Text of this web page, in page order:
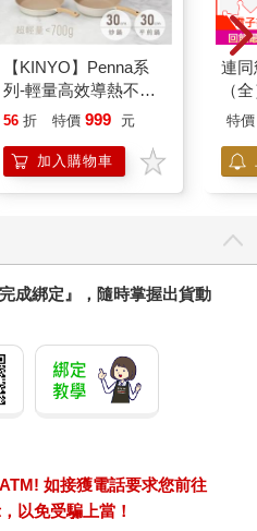
【KINYO】Penna系
列-輕量高效導熱不沾
平煎鍋30cm
56 折 特價 999 元
加入購物車
連
（
特價
成綁定』，隨時掌握出貨動
如接獲電話要求您前往
以免受騙上當！